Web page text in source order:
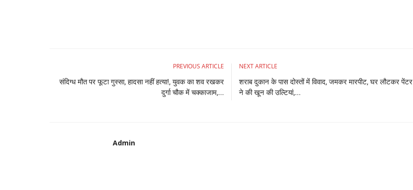
PREVIOUS ARTICLE
संदिग्ध मौत पर फूटा गुस्सा, हादसा नहीं हत्या!, युवक का शव रखकर
दुर्गा चौक में चक्काजाम,...
NEXT ARTICLE
शराब दुकान के पास दोस्तों में विवाद, जमकर मारपीट, घर लौटकर पेंटर
ने की खून की उल्टियां,...
Admin